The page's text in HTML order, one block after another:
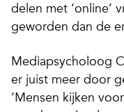
delen met ‘online’
geworden dan de
Mediapsycholoog
er juist meer door
‘Mensen kijken